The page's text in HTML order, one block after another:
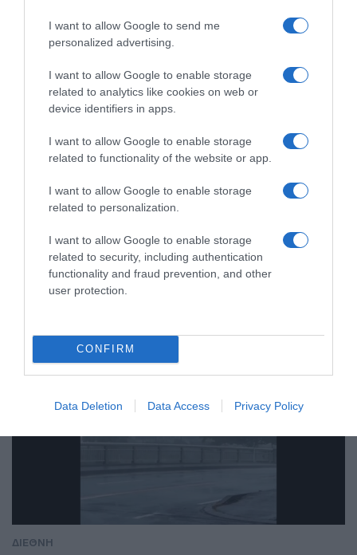
I want to allow Google to send me
personalized advertising.
I want to allow Google to enable storage
related to analytics like cookies on web or
device identifiers in apps.
I want to allow Google to enable storage
related to functionality of the website or app.
I want to allow Google to enable storage
related to personalization.
I want to allow Google to enable storage
related to security, including authentication
functionality and fraud prevention, and other
user protection.
CONFIRM
Data Deletion Data Access Privacy Policy
Μαύρη Θάλασσα: Η εμπορική
ναυτιλία στην πρώτη γραμμή ενός
ακήρυχτου πολέμου
Στο επίκεντρο πλοία, πληρώματα λιμάνια και ενεργειακές
ΔΙΕΘΝΗ